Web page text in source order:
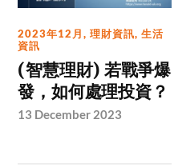
2023年12月,理財資訊,生活
資訊
(智慧理財) 若戰爭爆
發，如何處理投資？
13 December 2023